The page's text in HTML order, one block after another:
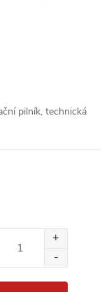
pilník, technická